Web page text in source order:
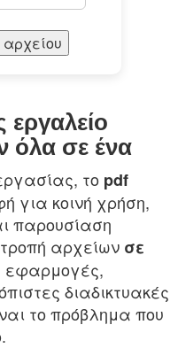
εργαλείο
όλα σε ένα
το pdf
για κοινή χρήση,
παρουσίαση
αρχείων σε
εφαρμογές,
διαδικτυακές
το πρόβλημα που